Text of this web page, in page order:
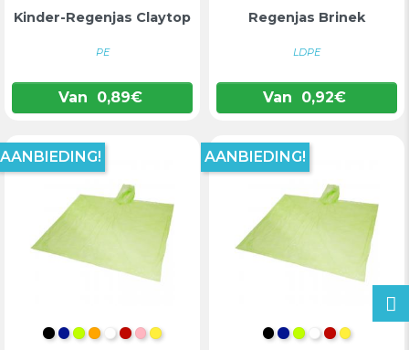
Kinder-Regenjas Claytop
PE
Van 0,89€
Regenjas Brinek
LDPE
Van 0,92€
INTENS ZWART
KONINKLIJK BLAUW
LIMOEN
ORANJE
WITROOD
ROZE
GEEL
AANBIEDING!
INTENS ZWART
KONINKLIJK
LIMOEN
WITROOD
GEEL
AANBIEDING!